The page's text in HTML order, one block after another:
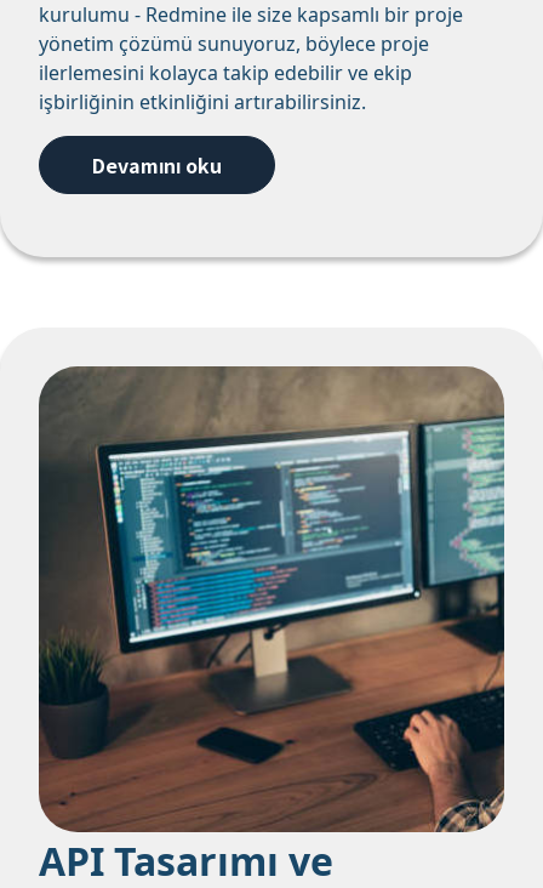
kurulumu - Redmine ile size kapsamlı bir proje
yönetim çözümü sunuyoruz, böylece proje
ilerlemesini kolayca takip edebilir ve ekip
işbirliğinin etkinliğini artırabilirsiniz.
Devamını oku
API Tasarımı ve